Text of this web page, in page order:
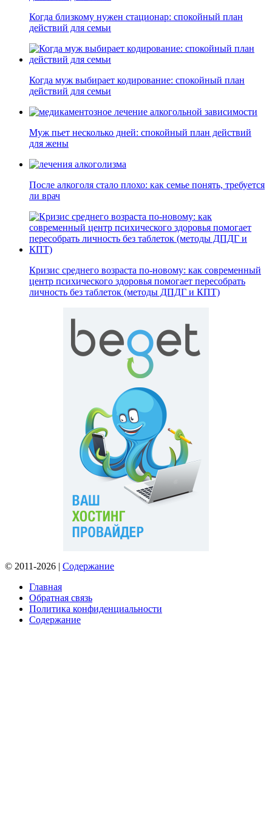
Когда близкому нужен стационар: спокойный план
действий для семьи
Когда муж выбирает кодирование: спокойный план
действий для семьи
Муж пьет несколько дней: спокойный план действий
для жены
После алкоголя стало плохо: как семье понять, требуется
ли врач
Кризис среднего возраста по-новому: как современный
центр психического здоровья помогает пересобрать
личность без таблеток (методы ДПДГ и КПТ)
© 2011-2026 | Содержание
Главная
Обратная связь
Политика конфиденциальности
Содержание